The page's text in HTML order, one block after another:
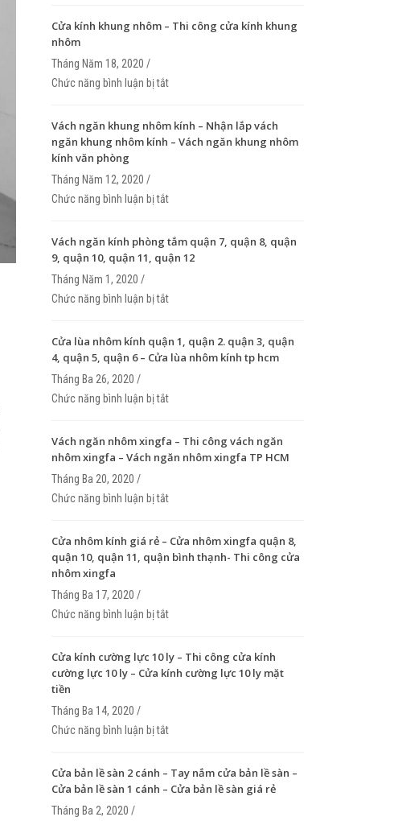
Cửa kính khung nhôm – Thi công cửa kính khung
nhôm
Tháng Năm 18, 2020 /
Chức năng bình luận bị tắt
Vách ngăn khung nhôm kính – Nhận lắp vách
ngăn khung nhôm kính – Vách ngăn khung nhôm
kính văn phòng
Tháng Năm 12, 2020 /
Chức năng bình luận bị tắt
phòng
Vách ngăn kính phòng tắm quận 7, quận 8, quận
9, quận 10, quận 11, quận 12
Tháng Năm 1, 2020 /
Chức năng bình luận bị tắt
Cửa lùa nhôm kính quận 1, quận 2. quận 3, quận
4, quận 5, quận 6 – Cửa lùa nhôm kính tp hcm
Tháng Ba 26, 2020 /
Chức năng bình luận bị tắt
Vách ngăn nhôm xingfa – Thi công vách ngăn
nhôm xingfa – Vách ngăn nhôm xingfa TP HCM
Tháng Ba 20, 2020 /
Chức năng bình luận bị tắt
Cửa nhôm kính giá rẻ – Cửa nhôm xingfa quận 8,
quận 10, quận 11, quận bình thạnh- Thi công cửa
nhôm xingfa
Tháng Ba 17, 2020 /
Chức năng bình luận bị tắt
xingfa
Cửa kính cường lực 10 ly – Thi công cửa kính
cường lực 10 ly – Cửa kính cường lực 10 ly mặt
tiền
Tháng Ba 14, 2020 /
Chức năng bình luận bị tắt
Cửa bản lề sàn 2 cánh – Tay nắm cửa bản lề sàn –
Cửa bản lề sàn 1 cánh – Cửa bản lề sàn giá rẻ
Tháng Ba 2, 2020 /